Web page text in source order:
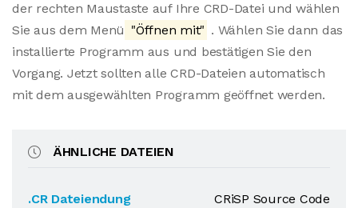
der rechten Maustaste auf Ihre CRD-Datei und wählen
Sie aus dem Menü "Öffnen mit" . Wählen Sie dann das
installierte Programm aus und bestätigen Sie den
Vorgang. Jetzt sollten alle CRD-Dateien automatisch
mit dem ausgewählten Programm geöffnet werden.
ÄHNLICHE DATEIEN
.CR Dateiendung
CRiSP Source Code